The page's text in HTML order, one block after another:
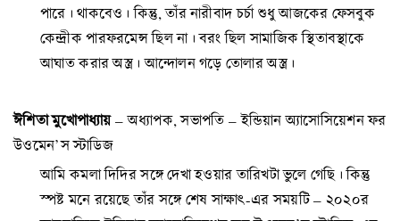
পারে। থাকবেও। কিন্তু, তাঁর নারীবাদ চর্চা শুধু আজকের ফেসবুক
কেন্দ্রীক পারফরমেন্স ছিল না। বরং ছিল সামাজিক স্থিতাবস্থাকে
আঘাত করার অস্ত্র। আন্দোলন গড়ে তোলার অস্ত্র।
ঈশিতা মুখোপাধ্যায়– অধ্যাপক, সভাপতি – ইন্ডিয়ান অ্যাসোসিয়েশন ফর
উওমেন’স স্টাডিজ
আমি কমলা দিদির সঙ্গে দেখা হওয়ার তারিখটা ভুলে গেছি। কিন্তু
স্পষ্ট মনে রয়েছে তাঁর সঙ্গে শেষ সাক্ষাৎ-এর সময়টি – ২০২০র